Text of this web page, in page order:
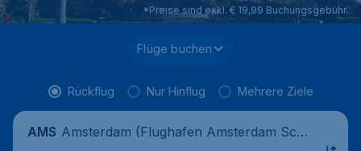
*Preise sind exkl. € 19,99 Buchungsgebühr.
Flüge buchen
Rückflug Nur Hinflug Mehrere Ziele
AMS Amsterdam (Flughafen Amsterdam Schi